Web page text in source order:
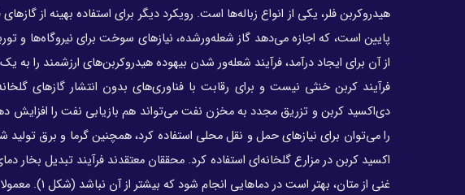
هیدروکربن فلر، یکی از انواع زباله‌ها است. رویکرد دیگر برای استفاده بهینه از
پایین است، که اجازه می‌دهد گاز شعله‌‌ور‌شده، نیازهای سوخت برای نیروگاه‌ها و
از آن برای ایجاد درآمد، فرآیند شعله‌ور شدن بیهوده هیدروکربن‌های ارزشمند را
فرآیند کربن خنثی نیست و برای رقابت با فناوری‌‌های بدون انتشار گازهای
دی‌‌اکسید کربن و تزریق مجدد به مخزن نفت می‌تواند هم بازیابی نفت را افزایش
را می‌توان برای نیازهای حمل و نقل محلی استفاده کرد، همچنین گرما و برق
غنی از متان،